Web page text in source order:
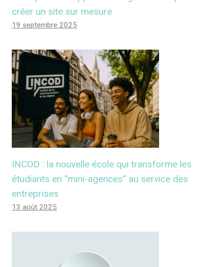
créer un site sur mesure
19 septembre 2025
INCOD : la nouvelle école qui transforme les
étudiants en “mini-agences” au service des
entreprises
13 août 2025